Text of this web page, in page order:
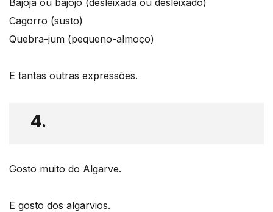
Bajôja ou bajôjo (desleixada ou desleixado)
Cagorro (susto)
Quebra-jum (pequeno-almoço)
E tantas outras expressões.
4.
Gosto muito do Algarve.
E gosto dos algarvios.